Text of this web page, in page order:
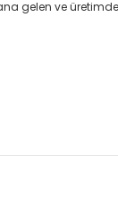
gelen ve